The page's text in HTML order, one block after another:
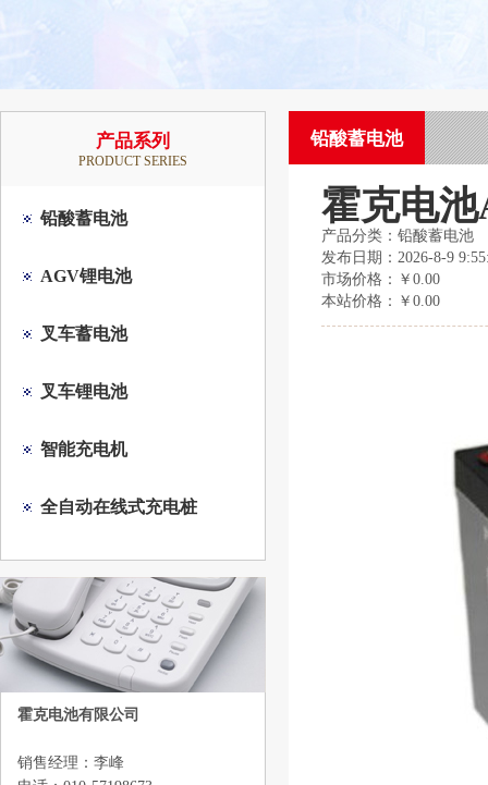
产品系列
PRODUCT SERIES
铅酸蓄电池
AGV锂电池
叉车蓄电池
叉车锂电池
智能充电机
全自动在线式充电桩
霍克电池有限公司
销售经理：李峰
铅酸蓄电池
霍克电
产品分类：铅酸蓄电池
发布日期：2026-8-9
市场价格： ￥0.00
本站价格： ￥0.00